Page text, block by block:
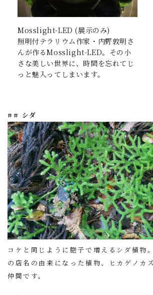
Mosslight-LED (展示のみ)
照明付テラリウム作家・内野敦明さ
んが作るMosslight-LED。その小
さな美しい世界に、時間を忘れてじ
っと魅入ってしまいます。
## シダ
コケと同じように胞子で増えるシダ植物
の店名の由来になった植物、ヒカゲノカ
仲間です。